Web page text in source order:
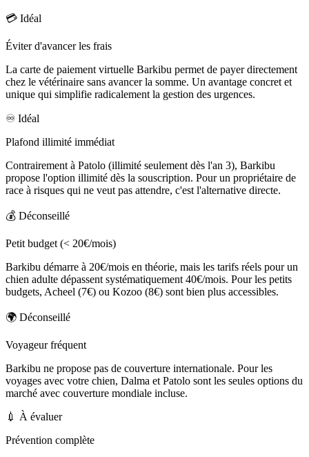
💳 Idéal
Éviter d'avancer les frais
La carte de paiement virtuelle Barkibu permet de payer directement
chez le vétérinaire sans avancer la somme. Un avantage concret et
unique qui simplifie radicalement la gestion des urgences.
♾️ Idéal
Plafond illimité immédiat
Contrairement à Patolo (illimité seulement dès l'an 3), Barkibu
propose l'option illimité dès la souscription. Pour un propriétaire de
race à risques qui ne veut pas attendre, c'est l'alternative directe.
💰 Déconseillé
Petit budget (< 20€/mois)
Barkibu démarre à 20€/mois en théorie, mais les tarifs réels pour un
chien adulte dépassent systématiquement 40€/mois. Pour les petits
budgets, Acheel (7€) ou Kozoo (8€) sont bien plus accessibles.
🌍 Déconseillé
Voyageur fréquent
Barkibu ne propose pas de couverture internationale. Pour les
voyages avec votre chien, Dalma et Patolo sont les seules options du
marché avec couverture mondiale incluse.
💉 À évaluer
Prévention complète